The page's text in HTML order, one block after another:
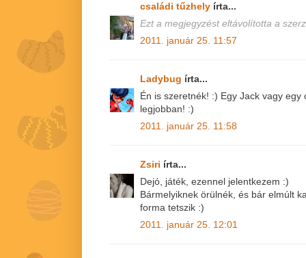
családi tűzhely írta...
Ezt a megjegyzést eltávolította a
2011. január 25. 11:57
Ladybug írta...
Én is szeretnék! :) Egy Jack vagy egy
legjobban! :)
2011. január 25. 11:58
Zsiri írta...
Dejó, játék, ezennel jelentkezem :)
Bármelyiknek örülnék, és bár elmúlt
forma tetszik :)
2011. január 25. 12:01